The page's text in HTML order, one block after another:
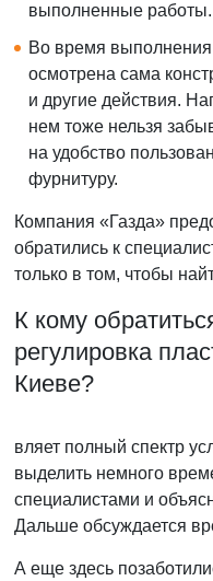
выполненные работы.
Во время выполнения
осмотрена сама
и другие действия.
нем тоже нельзя
на удобство
фурнитуру.
Компания «Газда»
обратились к
только в том, чтобы
К кому
регулировка
Киеве?
вляет полный спектр
выделить немного
специалистами и
Дальше обсуждается
А еще здесь